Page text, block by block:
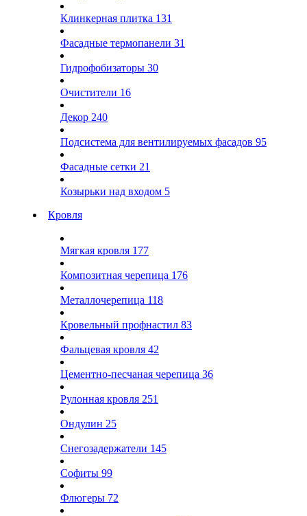
Клинкерная плитка 131
Фасадные термопанели 31
Гидрофобизаторы 30
Очистители 16
Декор 240
Подсистема для вентилируемых фасадов 95
Фасадные сетки 21
Козырьки над входом 5
Кровля
Мягкая кровля 177
Композитная черепица 176
Металлочерепица 118
Кровельный профнастил 83
Фальцевая кровля 42
Цементно-песчаная черепица 36
Рулонная кровля 251
Ондулин 25
Снегозадержатели 145
Софиты 99
Флюгеры 72